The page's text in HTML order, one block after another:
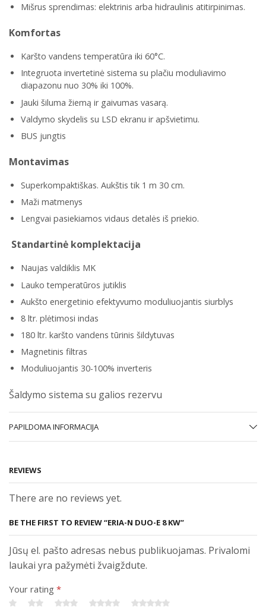
Mišrus sprendimas: elektrinis arba hidraulinis atitirpinimas.
Komfortas
Karšto vandens temperatūra iki 60°C.
Integruota invertetinė sistema su plačiu moduliavimo
diapazonu nuo 30% iki 100%.
Jauki šiluma žiemą ir gaivumas vasarą.
Valdymo skydelis su LSD ekranu ir apšvietimu.
BUS jungtis
Montavimas
Superkompaktiškas. Aukštis tik 1 m 30 cm.
Maži matmenys
Lengvai pasiekiamos vidaus detalės iš priekio.
Standartinė komplektacija
Naujas valdiklis MK
Lauko temperatūros jutiklis
Aukšto energetinio efektyvumo moduliuojantis siurblys
8 ltr. plėtimosi indas
180 ltr. karšto vandens tūrinis šildytuvas
Magnetinis filtras
Moduliuojantis 30-100% inverteris
Šaldymo sistema su galios rezervu
PAPILDOMA INFORMACIJA
REVIEWS
There are no reviews yet.
BE THE FIRST TO REVIEW “ERIA-N DUO-E 8 KW”
Jūsų el. pašto adresas nebus publikuojamas. Privalomi
laukai yra pažymėti žvaigždute.
Your rating *